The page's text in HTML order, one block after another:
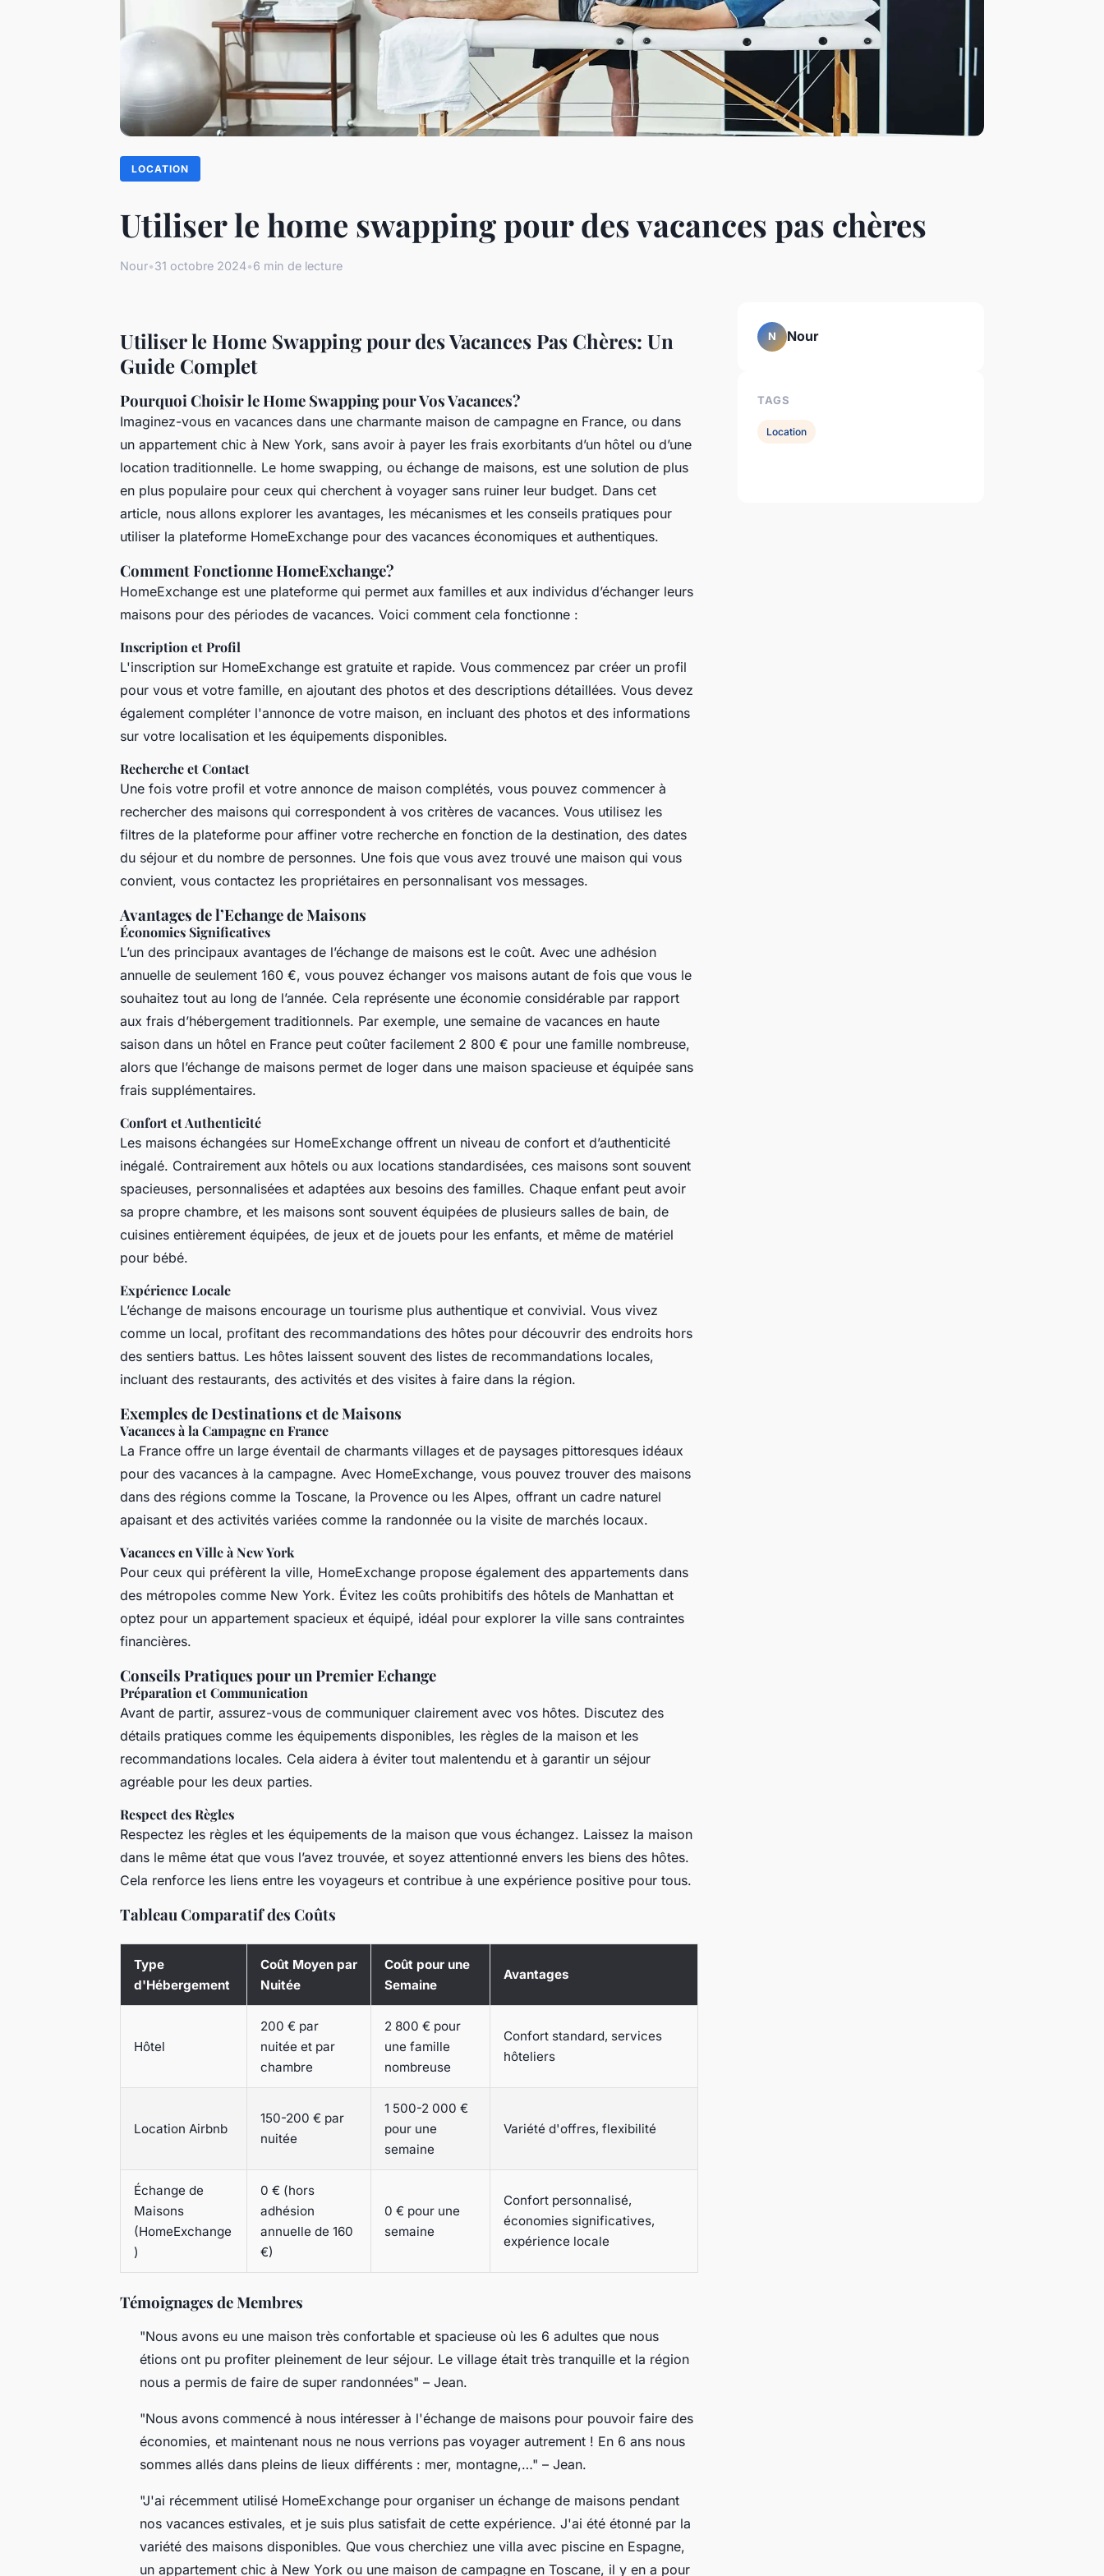
LOCATION
Utiliser le home swapping pour des vacances pas chères
Nour•31 octobre 2024•6 min de lecture
Utiliser le Home Swapping pour des Vacances Pas Chères: Un
Guide Complet
Pourquoi Choisir le Home Swapping pour Vos Vacances?
Imaginez-vous en vacances dans une charmante maison de campagne en France, ou dans
un appartement chic à New York, sans avoir à payer les frais exorbitants d’un hôtel ou d’une
location traditionnelle. Le home swapping, ou échange de maisons, est une solution de plus
en plus populaire pour ceux qui cherchent à voyager sans ruiner leur budget. Dans cet
article, nous allons explorer les avantages, les mécanismes et les conseils pratiques pour
utiliser la plateforme HomeExchange pour des vacances économiques et authentiques.
Comment Fonctionne HomeExchange?
HomeExchange est une plateforme qui permet aux familles et aux individus d’échanger leurs
maisons pour des périodes de vacances. Voici comment cela fonctionne :
Inscription et Profil
L'inscription sur HomeExchange est gratuite et rapide. Vous commencez par créer un profil
pour vous et votre famille, en ajoutant des photos et des descriptions détaillées. Vous devez
également compléter l'annonce de votre maison, en incluant des photos et des informations
sur votre localisation et les équipements disponibles.
Recherche et Contact
Une fois votre profil et votre annonce de maison complétés, vous pouvez commencer à
rechercher des maisons qui correspondent à vos critères de vacances. Vous utilisez les
filtres de la plateforme pour affiner votre recherche en fonction de la destination, des dates
du séjour et du nombre de personnes. Une fois que vous avez trouvé une maison qui vous
convient, vous contactez les propriétaires en personnalisant vos messages.
Avantages de l’Echange de Maisons
Économies Significatives
L’un des principaux avantages de l’échange de maisons est le coût. Avec une adhésion
annuelle de seulement 160 €, vous pouvez échanger vos maisons autant de fois que vous le
souhaitez tout au long de l’année. Cela représente une économie considérable par rapport
aux frais d’hébergement traditionnels. Par exemple, une semaine de vacances en haute
saison dans un hôtel en France peut coûter facilement 2 800 € pour une famille nombreuse,
alors que l’échange de maisons permet de loger dans une maison spacieuse et équipée sans
frais supplémentaires.
Confort et Authenticité
Les maisons échangées sur HomeExchange offrent un niveau de confort et d’authenticité
inégalé. Contrairement aux hôtels ou aux locations standardisées, ces maisons sont souvent
spacieuses, personnalisées et adaptées aux besoins des familles. Chaque enfant peut avoir
sa propre chambre, et les maisons sont souvent équipées de plusieurs salles de bain, de
cuisines entièrement équipées, de jeux et de jouets pour les enfants, et même de matériel
pour bébé.
Expérience Locale
L’échange de maisons encourage un tourisme plus authentique et convivial. Vous vivez
comme un local, profitant des recommandations des hôtes pour découvrir des endroits hors
des sentiers battus. Les hôtes laissent souvent des listes de recommandations locales,
incluant des restaurants, des activités et des visites à faire dans la région.
Exemples de Destinations et de Maisons
Vacances à la Campagne en France
La France offre un large éventail de charmants villages et de paysages pittoresques idéaux
pour des vacances à la campagne. Avec HomeExchange, vous pouvez trouver des maisons
dans des régions comme la Toscane, la Provence ou les Alpes, offrant un cadre naturel
apaisant et des activités variées comme la randonnée ou la visite de marchés locaux.
Vacances en Ville à New York
Pour ceux qui préfèrent la ville, HomeExchange propose également des appartements dans
des métropoles comme New York. Évitez les coûts prohibitifs des hôtels de Manhattan et
optez pour un appartement spacieux et équipé, idéal pour explorer la ville sans contraintes
financières.
Conseils Pratiques pour un Premier Echange
Préparation et Communication
Avant de partir, assurez-vous de communiquer clairement avec vos hôtes. Discutez des
détails pratiques comme les équipements disponibles, les règles de la maison et les
recommandations locales. Cela aidera à éviter tout malentendu et à garantir un séjour
agréable pour les deux parties.
Respect des Règles
Respectez les règles et les équipements de la maison que vous échangez. Laissez la maison
dans le même état que vous l’avez trouvée, et soyez attentionné envers les biens des hôtes.
Cela renforce les liens entre les voyageurs et contribue à une expérience positive pour tous.
Tableau Comparatif des Coûts
Type
d'Hébergement
Coût Moyen par
Nuitée
Coût pour une
Semaine
Avantages
Hôtel
200 € par
nuitée et par
chambre
2 800 € pour
une famille
nombreuse
Confort standard, services
hôteliers
Location Airbnb
150-200 € par
nuitée
1 500-2 000 €
pour une
semaine
Variété d'offres, flexibilité
Échange de
Maisons
(HomeExchange
)
0 € (hors
adhésion
annuelle de 160
€)
0 € pour une
semaine
Confort personnalisé,
économies significatives,
expérience locale
Témoignages de Membres
"Nous avons eu une maison très confortable et spacieuse où les 6 adultes que nous
étions ont pu profiter pleinement de leur séjour. Le village était très tranquille et la région
nous a permis de faire de super randonnées" – Jean.
"Nous avons commencé à nous intéresser à l'échange de maisons pour pouvoir faire des
économies, et maintenant nous ne nous verrions pas voyager autrement ! En 6 ans nous
sommes allés dans pleins de lieux différents : mer, montagne,…" – Jean.
"J'ai récemment utilisé HomeExchange pour organiser un échange de maisons pendant
nos vacances estivales, et je suis plus satisfait de cette expérience. J'ai été étonné par la
variété des maisons disponibles. Que vous cherchiez une villa avec piscine en Espagne,
un appartement chic à New York ou une maison de campagne en Toscane, il y en a pour
N Nour
TAGS
Location